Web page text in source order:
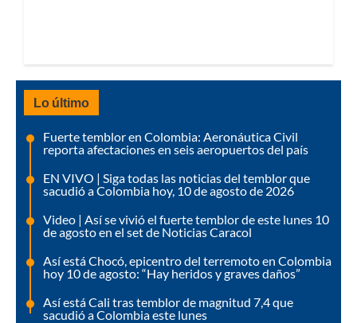
Lo último
Fuerte temblor en Colombia: Aeronáutica Civil
reporta afectaciones en seis aeropuertos del país
EN VIVO | Siga todas las noticias del temblor que
sacudió a Colombia hoy, 10 de agosto de 2026
Video | Así se vivió el fuerte temblor de este lunes 10
de agosto en el set de Noticias Caracol
Así está Chocó, epicentro del terremoto en Colombia
hoy 10 de agosto: “Hay heridos y graves daños”
Así está Cali tras temblor de magnitud 7,4 que
sacudió a Colombia este lunes